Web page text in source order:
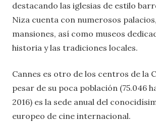
destacando las iglesias de estilo
Niza cuenta con numerosos
mansiones, así como museos
historia y las tradiciones locales.
Cannes es otro de los centros de la
pesar de su poca población (75.046
2016) es la sede anual del
europeo de cine internacional.